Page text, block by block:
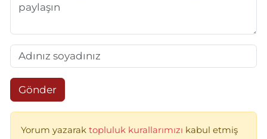
Gönder
Yorum yazarak topluluk kurallarımızı kabul etmiş